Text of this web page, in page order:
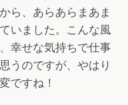
ら、あらあらまあま
いました。こんな風
幸せな気持ちで仕事
うのですが、やはり
ですね！